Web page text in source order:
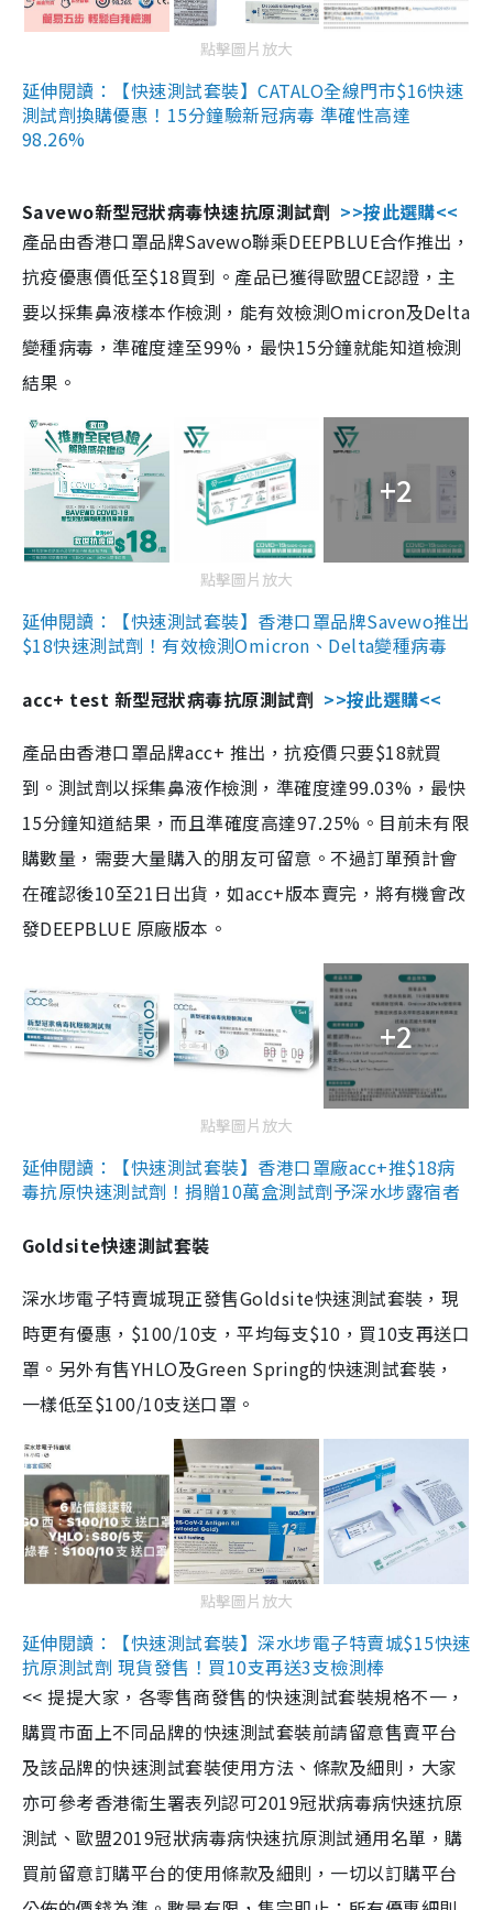
點擊圖片放大
延伸閱讀：【快速測試套裝】CATALO全線門市$16快速
測試劑換購優惠！15分鐘驗新冠病毒 準確性高達
98.26%
Savewo新型冠狀病毒快速抗原測試劑 >>按此選購<<
產品由香港口罩品牌Savewo聯乘DEEPBLUE合作推出，
抗疫優惠價低至$18買到。產品已獲得歐盟CE認證，主
要以採集鼻液樣本作檢測，能有效檢測Omicron及Delta
變種病毒，準確度達至99%，最快15分鐘就能知道檢測
結果。
+2
點擊圖片放大
延伸閱讀：【快速測試套裝】香港口罩品牌Savewo推出
$18快速測試劑！有效檢測Omicron、Delta變種病毒
acc+ test 新型冠狀病毒抗原測試劑 >>按此選購<<
產品由香港口罩品牌acc+ 推出，抗疫價只要$18就買
到。測試劑以採集鼻液作檢測，準確度達99.03%，最快
15分鐘知道結果，而且準確度高達97.25%。目前未有限
購數量，需要大量購入的朋友可留意。不過訂單預計會
在確認後10至21日出貨，如acc+版本賣完，將有機會改
發DEEPBLUE 原廠版本。
+2
點擊圖片放大
延伸閱讀：【快速測試套裝】香港口罩廠acc+推$18病
毒抗原快速測試劑！捐贈10萬盒測試劑予深水埗露宿者
Goldsite快速測試套裝
深水埗電子特賣城現正發售Goldsite快速測試套裝，現
時更有優惠，$100/10支，平均每支$10，買10支再送口
罩。另外有售YHLO及Green Spring的快速測試套裝，
一樣低至$100/10支送口罩。
點擊圖片放大
延伸閱讀：【快速測試套裝】深水埗電子特賣城$15快速
抗原測試劑 現貨發售！買10支再送3支檢測棒
<< 提提大家，各零售商發售的快速測試套裝規格不一，
購買市面上不同品牌的快速測試套裝前請留意售賣平台
及該品牌的快速測試套裝使用方法、條款及細則，大家
亦可參考香港衞生署表列認可2019冠狀病毒病快速抗原
測試、歐盟2019冠狀病毒病快速抗原測試通用名單，購
買前留意訂購平台的使用條款及細則，一切以訂購平台